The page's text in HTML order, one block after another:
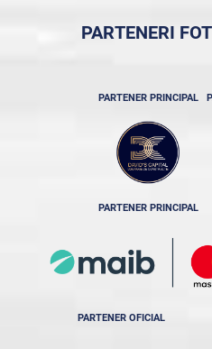
PARTENERI
PARTENER PRINCIPAL
PARTENER PRINCIPAL
PARTENER OFICIAL